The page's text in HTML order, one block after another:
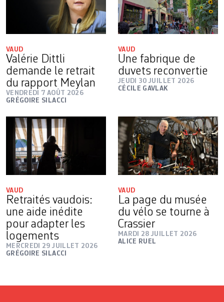
VAUD
Valérie Dittli
demande le retrait
du rapport Meylan
VENDREDI 7 AOÛT 2026
GRÉGOIRE SILACCI
VAUD
Une fabrique de
duvets reconvertie
JEUDI 30 JUILLET 2026
CÉCILE GAVLAK
VAUD
Retraités vaudois:
une aide inédite
pour adapter les
logements
MERCREDI 29 JUILLET 2026
GRÉGOIRE SILACCI
VAUD
La page du musée
du vélo se tourne à
Crassier
MARDI 28 JUILLET 2026
ALICE RUEL